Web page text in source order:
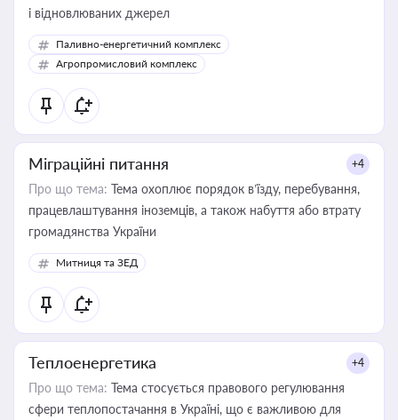
і відновлюваних джерел
Паливно-енергетичний комплекс
Агропромисловий комплекс
Міграційні питання +4
Про що тема: Тема охоплює порядок в’їзду, перебування,
працевлаштування іноземців, а також набуття або втрату
громадянства України
Митниця та ЗЕД
Теплоенергетика +4
Про що тема: Тема стосується правового регулювання
сфери теплопостачання в Україні, що є важливою для